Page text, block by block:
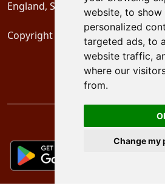
website, to show
personalized
targeted ads, to
website traffic,
where our
from.
Change my
England, SE16 2XU
Copyright 2024 Schubertiades,